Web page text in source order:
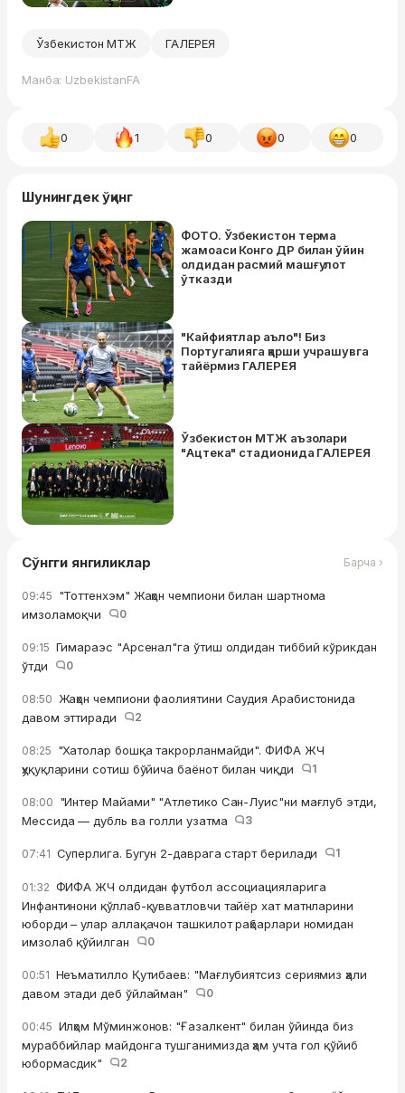
Ўзбекистон МТЖ ГАЛEРEЯ
Манба: UzbekistanFA
0 1 0 0 0
Шунингдек ўқинг
ФОТО. Ўзбекистон терма
жамоаси Конго ДР билан ўйин
олдидан расмий машғулот
ўтказди
"Кайфиятлар аъло"! Биз
Португалияга қарши учрашувга
тайёрмиз ГАЛEРEЯ
Ўзбекистон МТЖ аъзолари
"Ацтека" стадионида ГАЛEРEЯ
Сўнгги янгиликлар Барча ›
09:45 "Тоттенхэм" Жаҳон чемпиони билан шартнома
имзоламоқчи
0
09:15 Гимараэс "Арсенал"га ўтиш олдидан тиббий кўрикдан
ўтди
0
08:50 Жаҳон чемпиони фаолиятини Саудия Арабистонида
давом эттиради
2
08:25 "Хатолар бошқа такрорланмайди". ФИФА ЖЧ
ҳуқуқларини сотиш бўйича баёнот билан чиқди
1
08:00 "Интер Майами" "Атлетико Сан-Луис"ни мағлуб этди,
Мессида — дубль ва голли узатма
3
07:41 Суперлига. Бугун 2-даврага старт берилади 1
01:32 ФИФА ЖЧ олдидан футбол ассоциацияларига
Инфантинони қўллаб-қувватловчи тайёр хат матнларини
юборди – улар аллақачон ташкилот раҳбарлари номидан
имзолаб қўйилган
0
00:51 Неъматилло Қутибаев: "Мағлубиятсиз сериямиз ҳали
давом этади деб ўйлайман"
0
00:45 Илҳом Мўминжонов: "Ғазалкент" билан ўйинда биз
мураббийлар майдонга тушганимизда ҳам учта гол қўйиб
юбормасдик"
2